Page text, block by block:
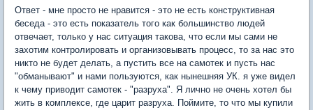
Ответ - мне просто не нравится - это не есть конструктивная
беседа - это есть показатель того как большинство людей
отвечает, только у нас ситуация такова, что если мы сами не
захотим контролировать и организовывать процесс, то за нас это
никто не будет делать, а пустить все на самотек и пусть нас
"обманывают" и нами пользуются, как нынешняя УК. я уже видел
к чему приводит самотек - "разруха". Я лично не очень хотел бы
жить в комплексе, где царит разруха. Поймите, то что мы купили